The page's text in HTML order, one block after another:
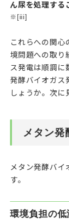
ん尿を処理する
※[iii]
これらへの関心
境問題への取り
ス発電は順調に
発酵バイオガス
しょうか。次に
メタン発
メタン発酵バイ
す。
環境負担の低